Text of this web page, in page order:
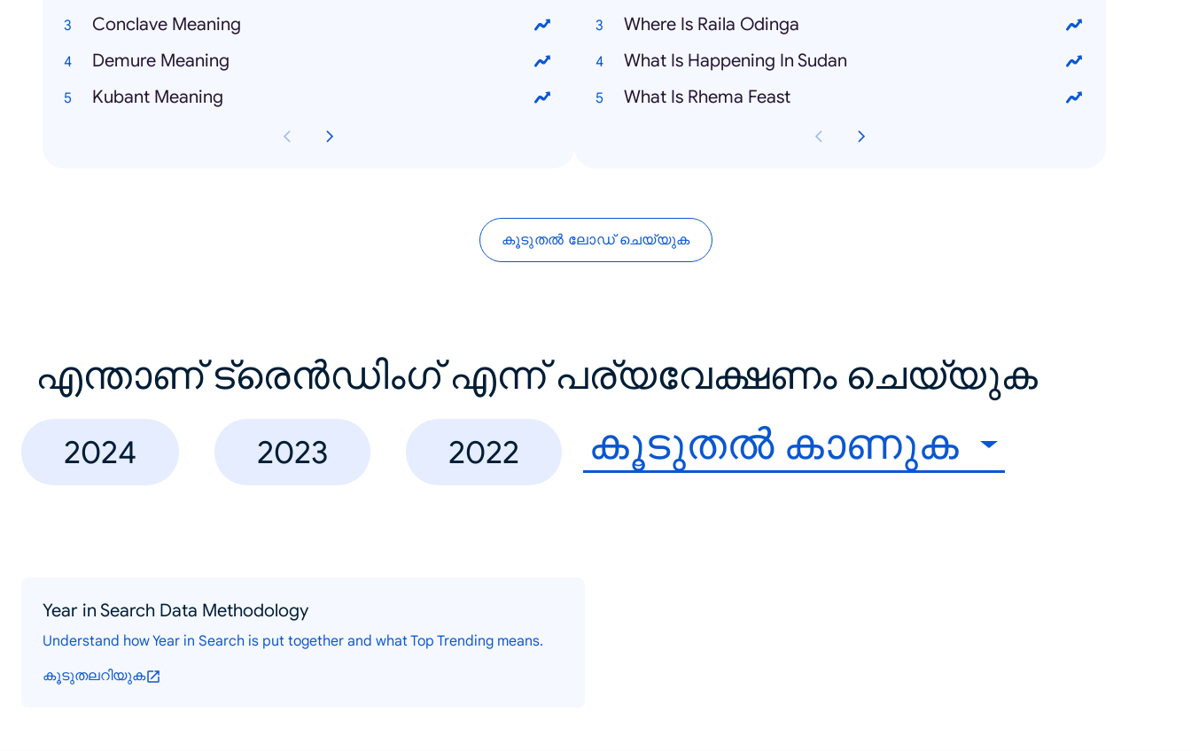
Conclave Meaning
Demure Meaning
Kubant Meaning
Where Is Raila Odinga
What Is Happening In Sudan
What Is Rhema Feast
കൂടുതൽ ലോഡ് ചെയ്യുക
എന്താണ് ട്രെൻഡിംഗ് എന്ന് പര്യവേക്ഷണം ചെയ്യുക
2024 2023 2022 കൂടുതൽ കാണുക
Year in Search Data Methodology
Understand how Year in Search is put together and what Top Trending means.
കൂടുതലറിയുക